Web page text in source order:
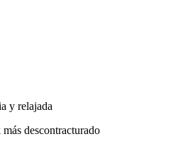
y relajada
descontracturado